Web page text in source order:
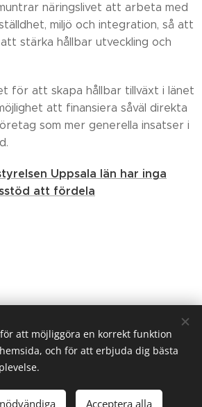
näringslivet att arbeta med
miljö och integration, så att
stärka hållbar utveckling och
för att skapa hållbar tillväxt i länet
att finansiera såväl direkta
som mer generella insatser i
Uppsala län har inga
att fördela
Svenska Kapitalguiden AB 2021
att möjliggöra en korrekt funktion
och för att erbjuda dig bästa
Acceptera alla